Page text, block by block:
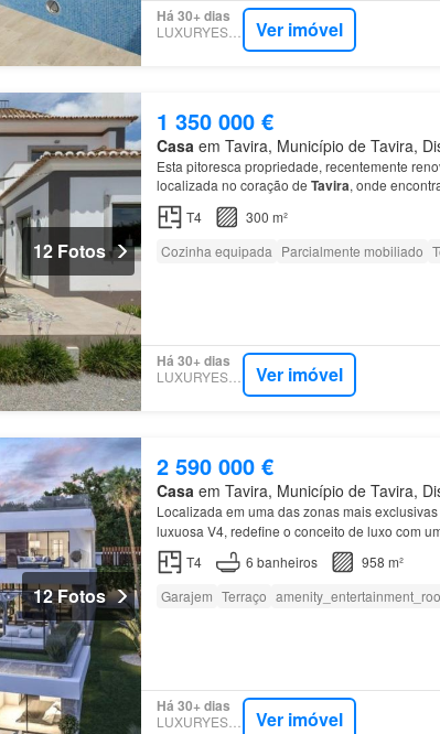
Há 30+ dias
LUXURYESTATE Ver imóvel
12 Fotos
1 350 000 €
Casa em Tavira, Município de Tavira,
Esta pitoresca propriedade, recentemente
localizada no coração de Tavira, onde
casas beneficiam de espaços exteriores
T4
300 m²
Cozinha equipada Parcialmente mobiliado
Há 30+ dias
LUXURYESTATE Ver imóvel
12 Fotos
2 590 000 €
Casa em Tavira, Município de Tavira,
Localizada em uma das zonas mais exclusivas
luxuosa V4, redefine o conceito de luxo com
principais atrativos de luxo desta
T4 6 banheiros
958 m²
Garajem Terraço
Há 30+ dias
LUXURYESTATE Ver imóvel